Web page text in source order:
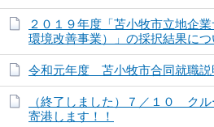
２０１９年度「苫小牧市立地企
環境改善事業）」の採択結果につ
令和元年度 苫小牧市合同就職説
（終了しました）７／１０ ク
寄港します！！